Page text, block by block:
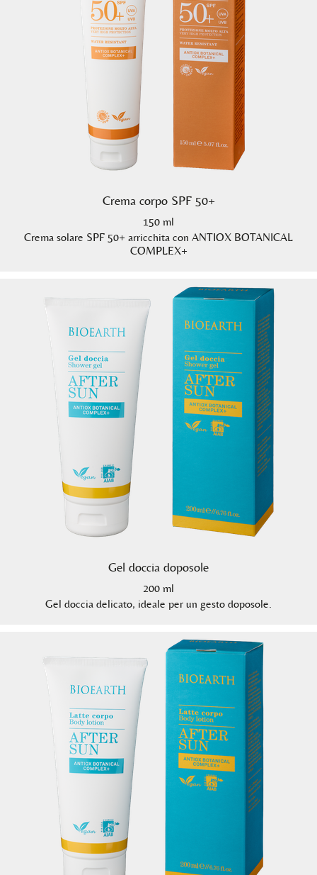
Crema corpo SPF 50+
150 ml
Crema solare SPF 50+ arricchita con ANTIOX BOTANICAL
COMPLEX+
Gel doccia doposole
200 ml
Gel doccia delicato, ideale per un gesto doposole.